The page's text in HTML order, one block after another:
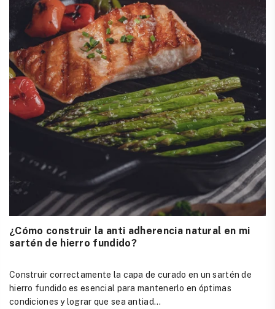
¿Cómo construir la anti adherencia natural en mi
sartén de hierro fundido?
Construir correctamente la capa de curado en un sartén de
hierro fundido es esencial para mantenerlo en óptimas
condiciones y lograr que sea antiad...